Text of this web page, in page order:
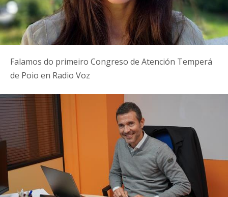
Falamos do primeiro Congreso de Atención Temperá
de Poio en Radio Voz